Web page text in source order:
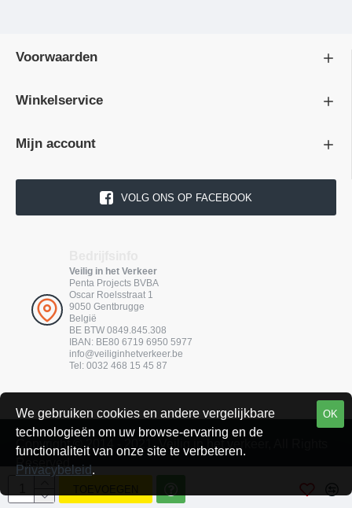
Voorwaarden
Winkelservice
Mijn account
VOLG ONS OP FACEBOOK
Veilig in het Verkeer
Penta Projects BVBA
Oscar Roelsstraat 1
9050 Gentbrugge
België
BE BTW 0849.845.308
IBAN: BE80 6719 6950 5977
info@veiliginhetverkeer.be
Tel: 0032 468 15 45 87
Copyright © 2014 - 2021, Veilig in het verkeer, All Rights
Reserved
OK
We gebruiken cookies en andere vergelijkbare
technologieën om uw browse-ervaring en de
functionaliteit van onze site te verbeteren.
Privacybeleid .